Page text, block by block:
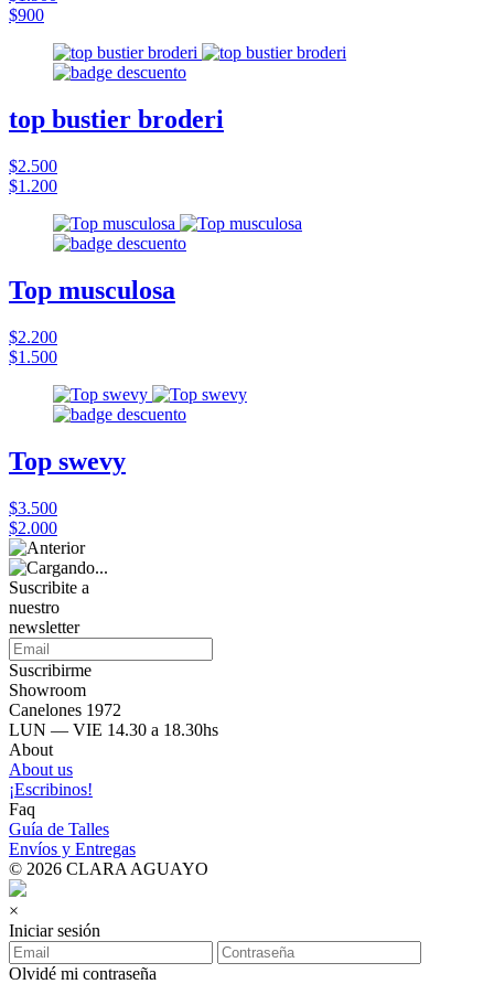
$900
top bustier broderi
$2.500
$1.200
Top musculosa
$2.200
$1.500
Top swevy
$3.500
$2.000
Suscribite a
nuestro
newsletter
Suscribirme
Showroom
Canelones 1972
LUN — VIE 14.30 a 18.30hs
About
About us
¡Escribinos!
Faq
Guía de Talles
Envíos y Entregas
© 2026 CLARA AGUAYO
×
Iniciar sesión
Olvidé mi contraseña